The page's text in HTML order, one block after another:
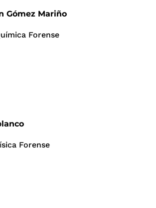
Gómez Mariño
Forense
Forense